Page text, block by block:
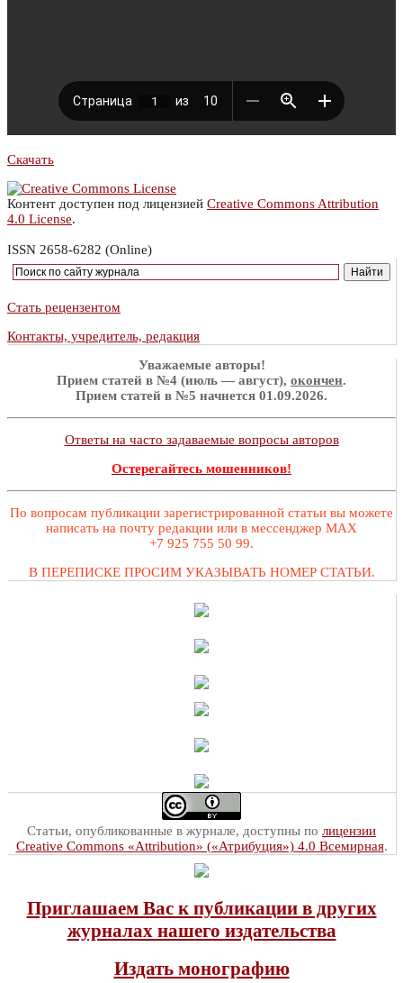
Скачать
Контент доступен под лицензией Creative Commons Attribution
4.0 License.
ISSN 2658-6282 (Online)
Стать рецензентом
Контакты, учредитель, редакция
Уважаемые авторы!
Прием статей в №4 (июль — август), окончен.
Прием статей в №5 начнется 01.09.2026.
Ответы на часто задаваемые вопросы авторов
Остерегайтесь мошенников!
По вопросам публикации зарегистрированной статьи вы можете
написать на почту редакции или в мессенджер MAX
+7 925 755 50 99.
В ПЕРЕПИСКЕ ПРОСИМ УКАЗЫВАТЬ НОМЕР СТАТЬИ.
Статьи, опубликованные в журнале, доступны по лицензии
Creative Commons «Attribution» («Атрибуция») 4.0 Всемирная.
Приглашаем Вас к публикации в других
журналах нашего издательства
Издать монографию